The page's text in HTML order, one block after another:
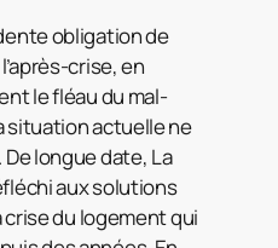
obligation de
crise, en
le fléau du mal-
situation actuelle ne
longue date, La
aux solutions
crise du logement qui